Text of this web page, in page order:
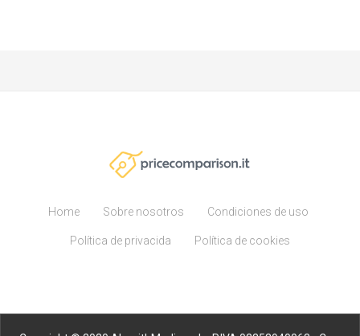
Home Sobre nosotros Condiciones de uso
Política de privacida Política de cookies